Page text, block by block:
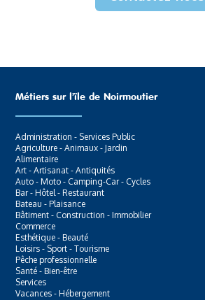
Métiers sur l’ïle de Noirmoutier
Administration - Services Public
Agriculture - Animaux - Jardin
Alimentaire
Art - Artisanat - Antiquités
Auto - Moto - Camping-Car - Cycles
Bar - Hôtel - Restaurant
Bateau - Plaisance
Bâtiment - Construction - Immobilier
Commerce
Esthétique - Beauté
Loisirs - Sport - Tourisme
Pêche professionnelle
Santé - Bien-être
Services
Vacances - Hébergement